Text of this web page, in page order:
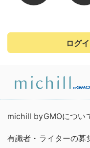
ログ
michill byGMOについ
有識者・ライターの募